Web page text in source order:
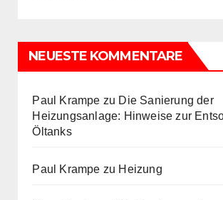
NEUESTE KOMMENTARE
Paul Krampe zu Die Sanierung der
Heizungsanlage: Hinweise zur
Öltanks
Paul Krampe zu Heizung